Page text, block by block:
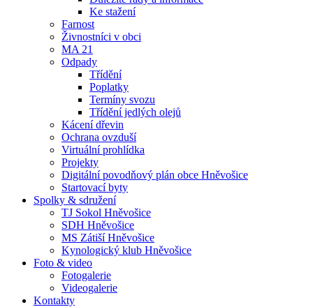
Ke stažení
Farnost
Živnostníci v obci
MA 21
Odpady
Třídění
Poplatky
Termíny svozu
Třídění jedlých olejů
Kácení dřevin
Ochrana ovzduší
Virtuální prohlídka
Projekty
Digitální povodňový plán obce Hněvošice
Startovací byty
Spolky & sdružení
TJ Sokol Hněvošice
SDH Hněvošice
MS Zátiší Hněvošice
Kynologický klub Hněvošice
Foto & video
Fotogalerie
Videogalerie
Kontakty